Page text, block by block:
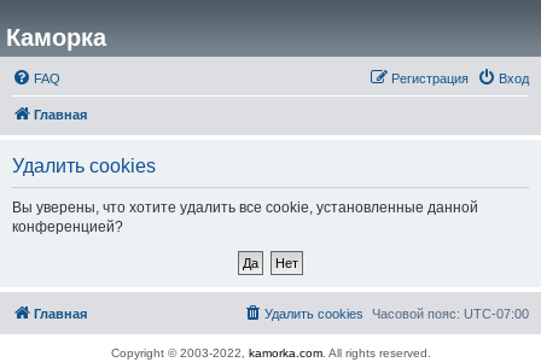
Каморка
FAQ Вход
Регистрация
Главная
Удалить cookies
Вы уверены, что хотите удалить все cookie, установленные данной
конференцией?
Главная Часовой пояс: UTC-07:00
Удалить cookies
Copyright © 2003-2022, kamorka.com. All rights reserved.